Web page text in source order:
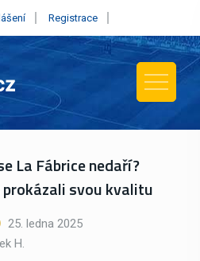
Registrace
La Fábrice nedaří?
svou kvalitu
25. ledna 2025
H.